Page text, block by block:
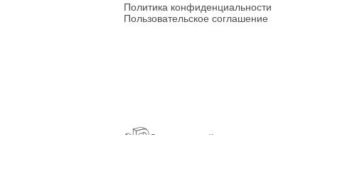
Политика конфиденциальности
Пользовательское соглашение
Создание сайта: